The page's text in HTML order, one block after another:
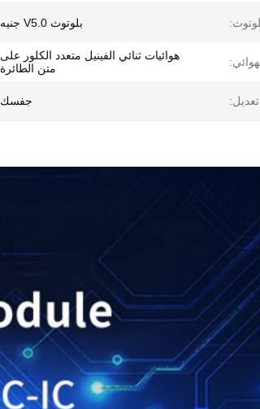
بلوتوث V5.0 جنيه
هوائيات ثنائي الفينيل متعدد الكلور على
متن الطائرة
تعديل: جفسك